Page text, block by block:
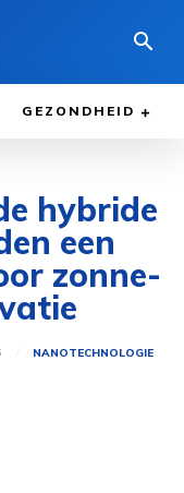
GEZONDHEID
hybride
een
zonne-
NANOTECHNOLOGIE